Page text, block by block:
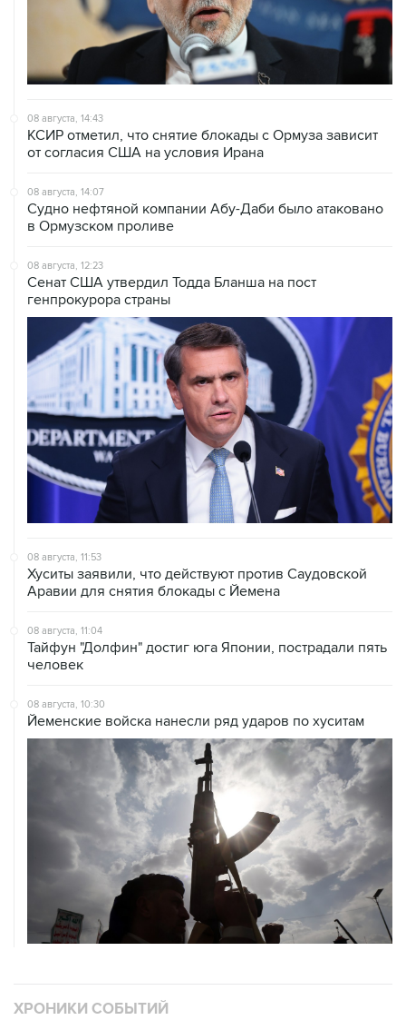
08 августа, 14:43
КСИР отметил, что снятие блокады с Ормуза зависит
от согласия США на условия Ирана
08 августа, 14:07
Судно нефтяной компании Абу-Даби было атаковано
в Ормузском проливе
08 августа, 12:23
Сенат США утвердил Тодда Бланша на пост
генпрокурора страны
08 августа, 11:53
Хуситы заявили, что действуют против Саудовской
Аравии для снятия блокады с Йемена
08 августа, 11:04
Тайфун "Долфин" достиг юга Японии, пострадали пять
человек
08 августа, 10:30
Йеменские войска нанесли ряд ударов по хуситам
ХРОНИКИ СОБЫТИЙ